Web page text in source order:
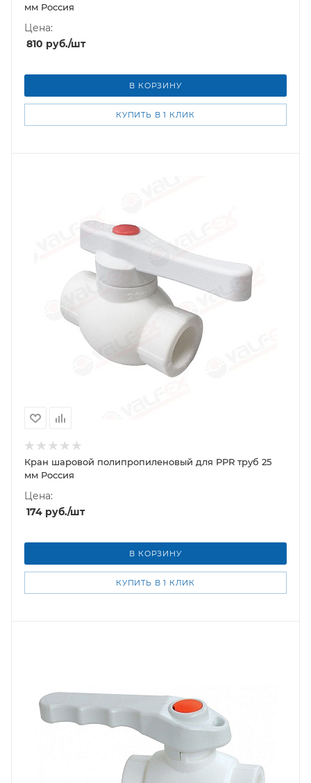
мм Россия
Цена:
810 руб./шт
В КОРЗИНУ
КУПИТЬ В 1 КЛИК
Кран шаровой полипропиленовый для PPR труб 25
мм Россия
Цена:
174 руб./шт
В КОРЗИНУ
КУПИТЬ В 1 КЛИК